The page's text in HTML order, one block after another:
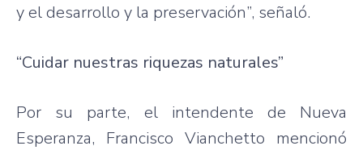
y el desarrollo y la preservación”, señaló.
“Cuidar nuestras riquezas naturales”
Por su parte, el intendente de Nueva
Esperanza, Francisco Vianchetto mencionó